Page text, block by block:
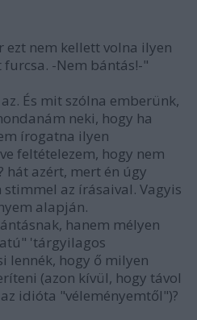
ezt nem kellett volna ilyen
-Nem bántás!-"
És mit szólna emberünk,
neki, hogy ha
írogatna ilyen
feltételezem, hogy nem
hát azért, mert én úgy
az írásaival. Vagyis
alapján.
hanem mélyen
'tárgyilagos
lennék, hogy ő milyen
(azon kívül, hogy távol
idióta "véleményemtől")?